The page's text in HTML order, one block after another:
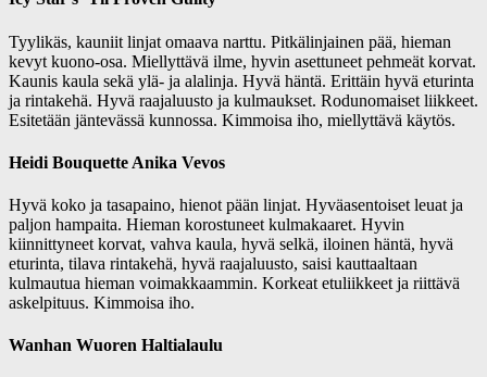
Tyylikäs, kauniit linjat omaava narttu. Pitkälinjainen pää, hieman
kevyt kuono-osa. Miellyttävä ilme, hyvin asettuneet pehmeät korvat.
Kaunis kaula sekä ylä- ja alalinja. Hyvä häntä. Erittäin hyvä eturinta
ja rintakehä. Hyvä raajaluusto ja kulmaukset. Rodunomaiset liikkeet.
Esitetään jäntevässä kunnossa. Kimmoisa iho, miellyttävä käytös.
Heidi Bouquette Anika Vevos
Hyvä koko ja tasapaino, hienot pään linjat. Hyväasentoiset leuat ja
paljon hampaita. Hieman korostuneet kulmakaaret. Hyvin
kiinnittyneet korvat, vahva kaula, hyvä selkä, iloinen häntä, hyvä
eturinta, tilava rintakehä, hyvä raajaluusto, saisi kauttaaltaan
kulmautua hieman voimakkaammin. Korkeat etuliikkeet ja riittävä
askelpituus. Kimmoisa iho.
Wanhan Wuoren Haltialaulu